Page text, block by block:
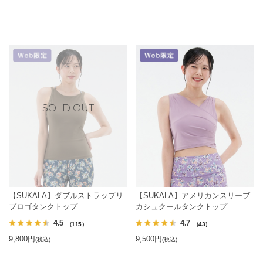
【SUKALA】ダブルストラップリ
ブロゴタンクトップ
4.5 （115）
9,800円(税込)
【SUKALA】アメリカンスリーブ
カシュクールタンクトップ
4.7 （43）
9,500円(税込)